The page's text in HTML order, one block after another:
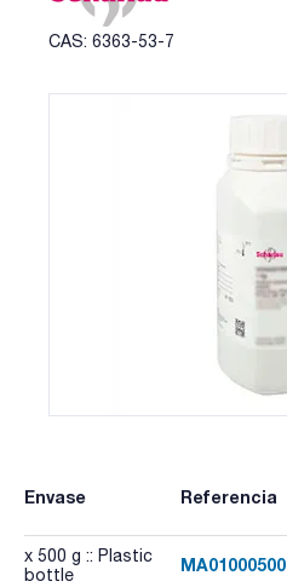
CAS: 6363-53-7
Envase Referencia
x 500 g :: Plastic
bottle
MA01000500